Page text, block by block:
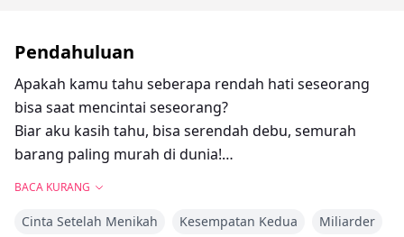
Pendahuluan
Apakah kamu tahu seberapa rendah hati seseorang
bisa saat mencintai seseorang?
Biar aku kasih tahu, bisa serendah debu, semurah
barang paling murah di dunia!
Biar aku kasih tahu, rasanya seperti memegang pisau
BACA KURANG
Cinta Setelah Menikah Kesempatan Kedua
Miliarder